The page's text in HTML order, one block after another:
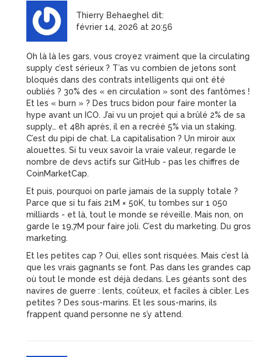
Thierry Behaeghel dit:
février 14, 2026 at 20:56
Oh là là les gars, vous croyez vraiment que la circulating
supply c’est sérieux ? T’as vu combien de jetons sont
bloqués dans des contrats intelligents qui ont été
oubliés ? 30% des « en circulation » sont des fantômes !
Et les « burn » ? Des trucs bidon pour faire monter la
hype avant un ICO. J’ai vu un projet qui a brûlé 2% de sa
supply… et 48h après, il en a recréé 5% via un staking.
C’est du pipi de chat. La capitalisation ? Un miroir aux
alouettes. Si tu veux savoir la vraie valeur, regarde le
nombre de devs actifs sur GitHub - pas les chiffres de
CoinMarketCap.
Et puis, pourquoi on parle jamais de la supply totale ?
Parce que si tu fais 21M × 50K, tu tombes sur 1 050
milliards - et là, tout le monde se réveille. Mais non, on
garde le 19,7M pour faire joli. C’est du marketing. Du gros
marketing.
Et les petites cap ? Oui, elles sont risquées. Mais c’est là
que les vrais gagnants se font. Pas dans les grandes cap
où tout le monde est déjà dedans. Les géants sont des
navires de guerre : lents, coûteux, et faciles à cibler. Les
petites ? Des sous-marins. Et les sous-marins, ils
frappent quand personne ne s’y attend.